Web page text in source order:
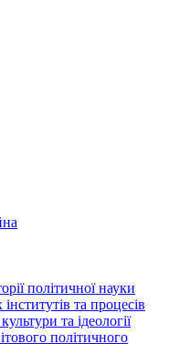
політичної науки
та процесів
та ідеології
політичного